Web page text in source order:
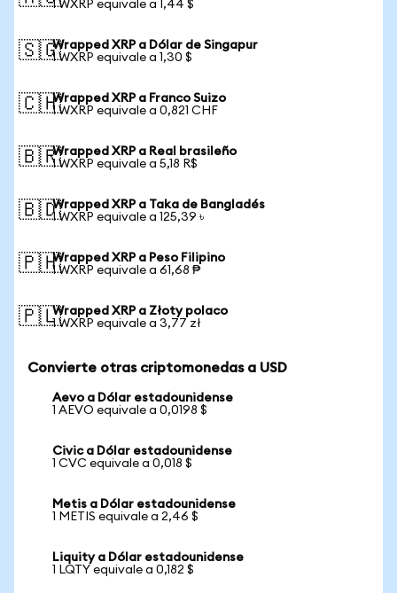
1 WXRP equivale a 1,44 $
🇸🇬Wrapped XRP a Dólar de Singapur
1 WXRP equivale a 1,30 $
🇨🇭Wrapped XRP a Franco Suizo
1 WXRP equivale a 0,821 CHF
🇧🇷Wrapped XRP a Real brasileño
1 WXRP equivale a 5,18 R$
🇧🇩Wrapped XRP a Taka de Bangladés
1 WXRP equivale a 125,39 ৳
🇵🇭Wrapped XRP a Peso Filipino
1 WXRP equivale a 61,68 ₱
🇵🇱Wrapped XRP a Złoty polaco
1 WXRP equivale a 3,77 zł
Convierte otras criptomonedas a USD
Aevo a Dólar estadounidense
1 AEVO equivale a 0,0198 $
Civic a Dólar estadounidense
1 CVC equivale a 0,018 $
Metis a Dólar estadounidense
1 METIS equivale a 2,46 $
Liquity a Dólar estadounidense
1 LQTY equivale a 0,182 $